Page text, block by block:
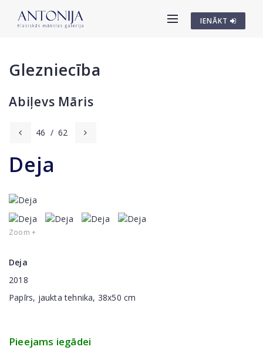
IENĀKT
Glezniecība
Abiļevs Māris
46 / 62
Deja
Zoom +
Deja
2018
Papīrs, jaukta tehnika, 38x50 cm
Pieejams iegādei